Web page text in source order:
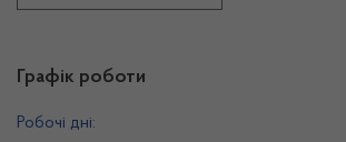
Графік роботи
Робочі дні: